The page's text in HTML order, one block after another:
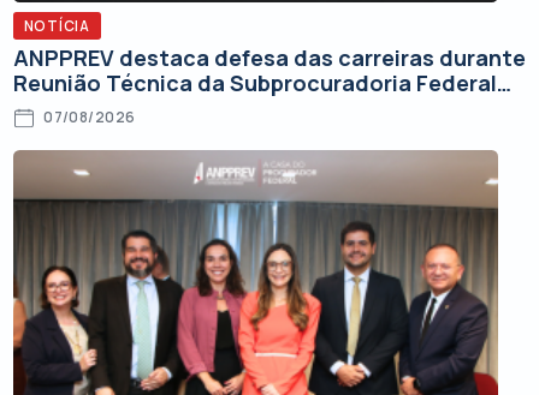
NOTÍCIA
ANPPREV destaca defesa das carreiras durante
Reunião Técnica da Subprocuradoria Federal
de Contencioso
07/08/2026